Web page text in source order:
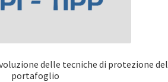
delle tecniche di protezione del
portafoglio